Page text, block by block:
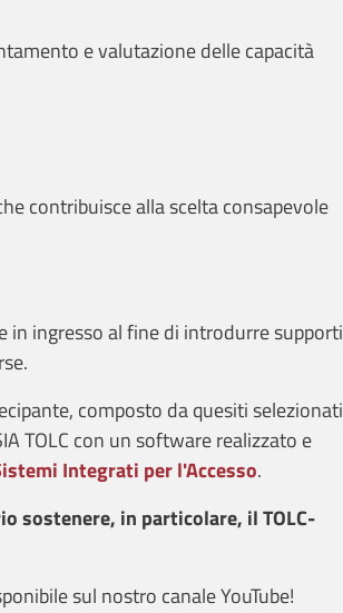
e valutazione delle capacità
contribuisce alla scelta consapevole
in ingresso al fine di introdurre supporti
composto da quesiti selezionati
TOLC con un software realizzato e
Integrati per l'Accesso.
sostenere, in particolare, il TOLC-
sul nostro canale YouTube!